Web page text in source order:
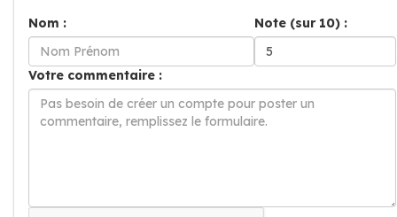
Nom :
Note (sur 10) :
Votre commentaire :